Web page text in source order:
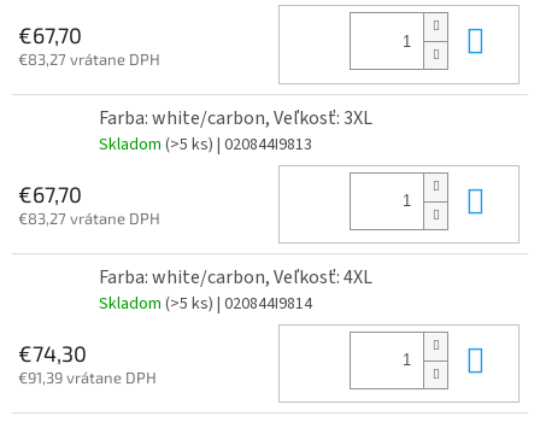
€67,70
€83,27 vrátane DPH
Farba: white/carbon, Veľkosť: 3XL
Skladom (>5 ks) | 020844I9813
€67,70
€83,27 vrátane DPH
Farba: white/carbon, Veľkosť: 4XL
Skladom (>5 ks) | 020844I9814
€74,30
€91,39 vrátane DPH